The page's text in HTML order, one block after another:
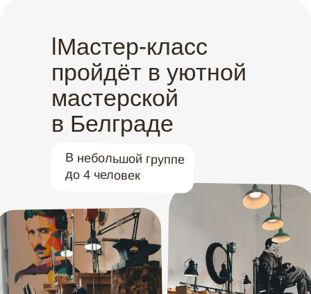
lМастер-класс
пройдёт в уютной
мастерской
в Белграде
В небольшой группе
до 4 человек